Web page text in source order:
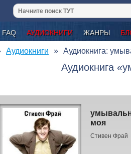
FAQ АУДИОКНИГИ ЖАНРЫ
Аудиокниги Аудиокнига:
Аудиокнига
моя
Стивен Фрай